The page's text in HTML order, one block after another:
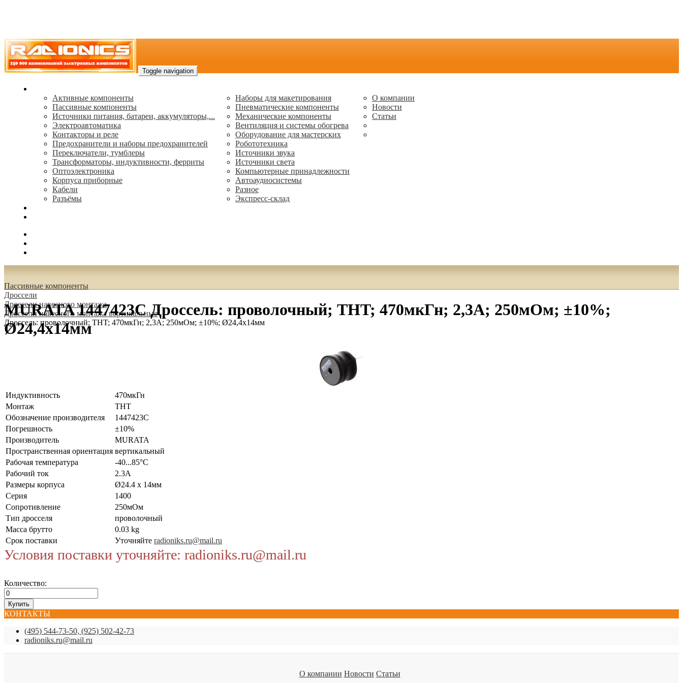
Toggle navigation
Активные компоненты
Пассивные компоненты
Источники питания, батареи, аккумуляторы,...
Электроавтоматика
Контакторы и реле
Предохранители и наборы предохранителей
Переключатели, тумблеры
Трансформаторы, индуктивности, ферриты
Oптоэлектроника
Корпуса приборные
Кабели
Разъёмы
Наборы для макетирования
Пневматические компоненты
Механические компоненты
Вентиляция и системы обогрева
Оборудование для мастерских
Робототехника
Источники звука
Источники света
Компьютерные принадлежности
Автоаудиосистемы
Разное
Экспресс-склад
О компании
Новости
Статьи
Пассивные компоненты
Дроссели
Дроссели навесного монтажа
Дроссели навесного монтажа вертикальные
Дроссель: проволочный; THT; 470мкГн; 2,3А; 250мОм; ±10%; Ø24,4x14мм
MURATA 1447423C Дроссель: проволочный; THT; 470мкГн; 2,3А; 250мОм; ±10%;
Ø24,4x14мм
Индуктивность
470мкГн
Монтаж
THT
Обозначение производителя
1447423C
Погрешность
±10%
Производитель
MURATA
Пространственная ориентация вертикальный
Рабочая температура
-40...85°C
Рабочий ток
2.3А
Размеры корпуса
Ø24.4 x 14мм
Серия
1400
Сопротивление
250мОм
Тип дросселя
проволочный
Масса брутто
0.03 kg
Срок поставки
Уточняйте radioniks.ru@mail.ru
Условия поставки уточняйте: radioniks.ru@mail.ru
Количество:
КОНТАКТЫ
(495) 544-73-50, (925) 502-42-73
radioniks.ru@mail.ru
О компании Новости Статьи